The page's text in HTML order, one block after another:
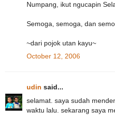
Numpang, ikut ngucapin
Semoga, semoga, dan
~dari pojok utan kayu~
October 12, 2006
udin said...
selamat. saya sudah
waktu lalu. sekarang saya